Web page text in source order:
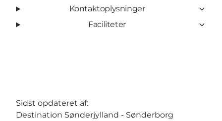
Kontaktoplysninger
Faciliteter
Sidst opdateret af:
Destination Sønderjylland - Sønderborg